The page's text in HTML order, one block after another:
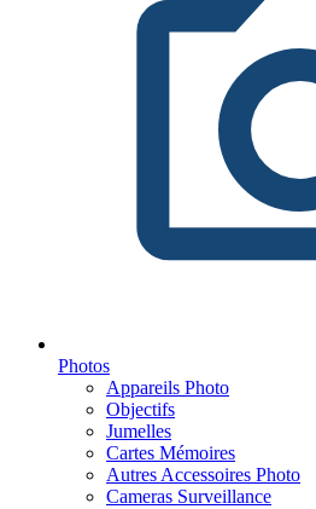
Photos
Appareils Photo
Objectifs
Jumelles
Cartes Mémoires
Autres Accessoires Photo
Cameras Surveillance